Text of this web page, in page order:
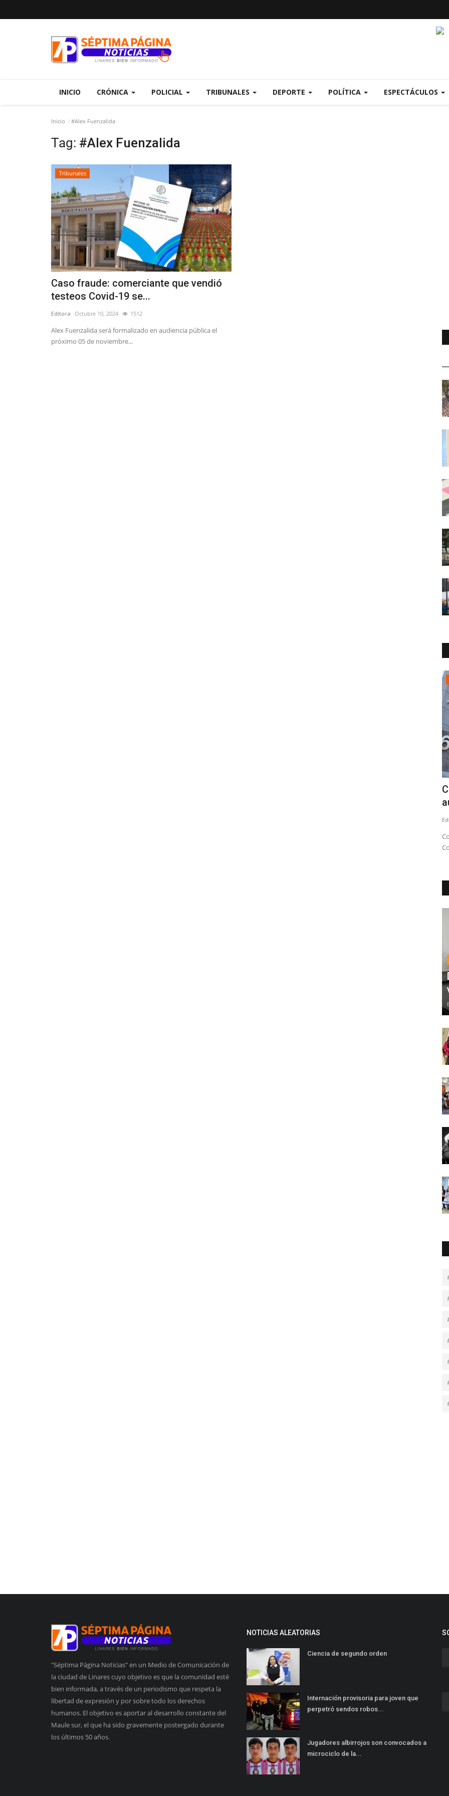
INICIO CRÓNICA POLICIAL TRIBUNALES DEPORTE POLÍTICA ESPECTÁCULOS
Inicio #Alex Fuenzalida
Tag: #Alex Fuenzalida
Tribunales
Caso fraude: comerciante que vendió
testeos Covid-19 se...
Editora Octubre 10, 2024 1512
Alex Fuenzalida será formalizado en audiencia pública el
próximo 05 de noviembre...
"Séptima Página Noticias" en un Medio de Comunicación de
la ciudad de Linares cuyo objetivo es que la comunidad esté
bien informada, a través de un periodismo que respeta la
libertad de expresión y por sobre todo los derechos
humanos. El objetivo es aportar al desarrollo constante del
Maule sur, el que ha sido gravemente postergado durante
los últimos 50 años.
NOTICIAS ALEATORIAS
Ciencia de segundo orden
Internación provisoria para joven que
perpetró sendos robos...
Jugadores albirrojos son convocados a
microciclo de la...